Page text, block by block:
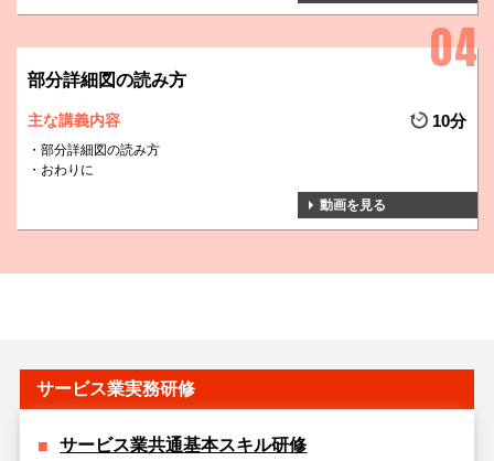
部分詳細図の読み方
主な講義内容 10分
部分詳細図の読み方
おわりに
動画を見る
サービス業実務研修
サービス業共通基本スキル研修